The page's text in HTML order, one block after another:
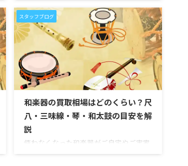
るのか」「紅木や金細といわれても価値
が分からない」「皮が破れていても買取
してもらえるのか」と悩まれる方は少な
くありません。 津軽三味線は、力強い演
奏に使われる太棹三味線として知られて
おり、三味線の中でも中古市場で注目さ
れやすい種類のひとつです。特に、紅木
の棹を使ったもの、金細・銀細が施され
たもの、綾杉胴や子持ち綾杉胴のもの、
撥やケースなどの付属品が揃っているも
のは、状態次第で高額査定につながる可
能性があります。 一方で、津軽三味線は
演 ...
スタッフブログ
和楽器の買取相場はどのくらい？尺
八・三味線・琴・和太鼓の目安を解
説
使わなくなった和楽器がご自宅やご実家